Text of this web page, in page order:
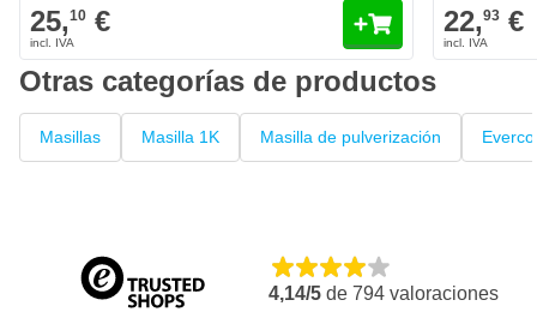
25,10 € 22,93 €
Otras categorías de productos
Masillas Masilla 1K Masilla de pulverización
4,14/5 de 794 valoraciones